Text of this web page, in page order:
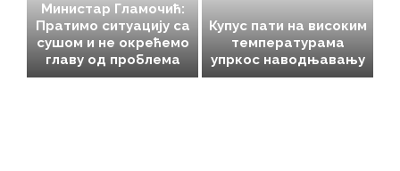
Министар Гламочић:
Пратимо ситуацију са
сушом и не окрећемо
главу од проблема
Купус пати на високим
температурама
упркос наводњавању